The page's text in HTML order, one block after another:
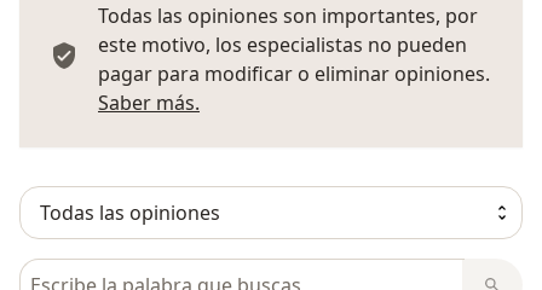
Todas las opiniones son importantes, por
este motivo, los especialistas no pueden
pagar para modificar o eliminar opiniones.
Saber más.
Busca en opiniones